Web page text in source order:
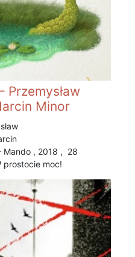
Przemysław
Minor
Mando , 2018 , 28
moc!